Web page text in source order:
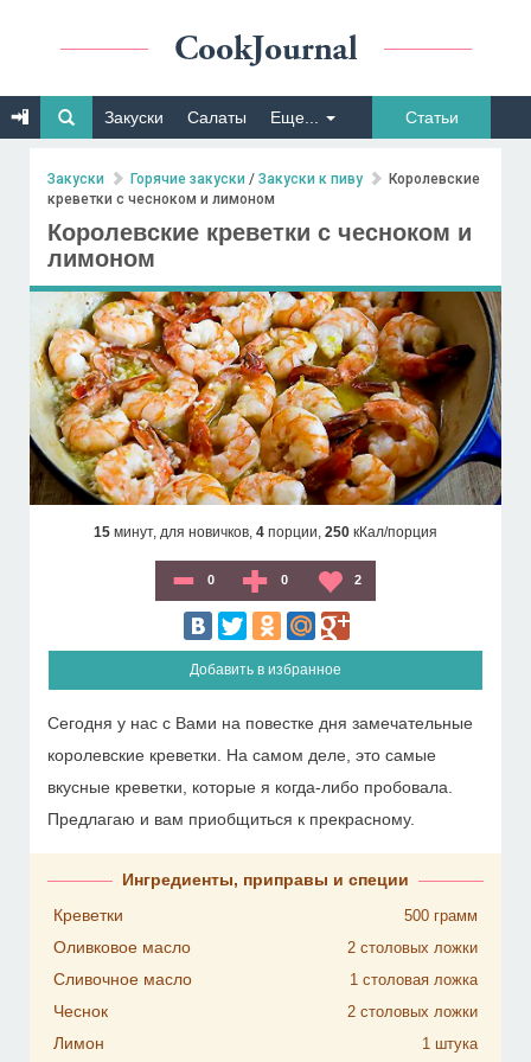
Закуски Салаты Еще... Статьи
Закуски Горячие закуски / Закуски к пиву
Королевские
креветки с чесноком и лимоном
Королевские креветки с чесноком и
лимоном
15 минут, для новичков, 4 порции, 250 кКал/порция
0 0 2
Добавить в избранное
Сегодня у нас с Вами на повестке дня замечательные
королевские креветки. На самом деле, это самые
вкусные креветки, которые я когда-либо пробовала.
Предлагаю и вам приобщиться к прекрасному.
Ингредиенты, приправы и специи
Креветки
500 грамм
Оливковое масло 2 столовых ложки
Сливочное масло 1 столовая ложка
Чеснок 2 столовых ложки
Лимон 1 штука